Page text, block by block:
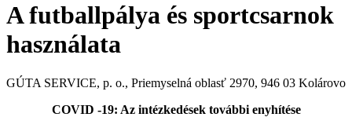
A futballpálya és sportcsarnok
használata
GÚTA SERVICE, p. o., Priemyselná oblasť 2970, 946 03 Kolárovo
COVID -19: Az intézkedések további enyhítése